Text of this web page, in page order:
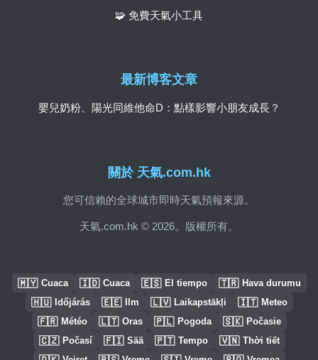
關於 天氣.com.hk
您可信賴的全球城市即時天氣預報來源。
天氣.com.hk © 2026。版權所有。
🧩 免費天氣小工具
最新博客文章
嬰兒奶粉、陽光同維他命D：點樣影響小朋友成長？
🇲🇾 Cuaca 🇮🇩 Cuaca 🇪🇸 El tiempo 🇹🇷 Hava durumu
🇭🇺 Időjárás 🇪🇪 Ilm 🇱🇻 Laikapstākļi 🇮🇹 Meteo
🇫🇷 Météo 🇱🇹 Oras 🇵🇱 Pogoda 🇸🇰 Počasie
🇨🇿 Počasí 🇫🇮 Sää 🇵🇹 Tempo 🇻🇳 Thời tiết